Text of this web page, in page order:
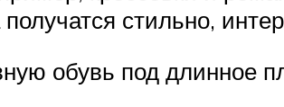
стильно,
обувь под длинное